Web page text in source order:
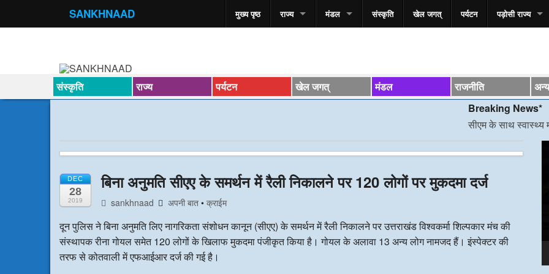
SANKHNAAD मुख्य पृष्ठ राज्य मंडल संस्कृति खेल जगत् पर्यटन पड़ोसी राज्य
संस्कृति राज्य पर्यटन खेल जगत् मंडल राजनीति
Breaking News*
सीएम के साथ स्वास्थ्य मंत्री की
DEC
28
2019
बिना अनुमति सीएए के समर्थन में रैली निकालने पर 120 लोगों पर मुकदमा दर्ज
sankhnaad अपनी बात •क्राईम
दून पुलिस ने बिना अनुमति लिए नागरिकता संशोधन कानून (सीएए) के समर्थन में रैली निकालने पर उत्तराखंड विश्वकर्मा शिल्पकार मंच की
संस्थापक रीना गोयल समेत 120 लोगों के खिलाफ मुकदमा पंजीकृत किया है। गोयल के अलावा 13 अन्य लोग नामजद हैं। इंस्पेक्टर की
तरफ से कोतवाली में एफआईआर दर्ज की गई है।